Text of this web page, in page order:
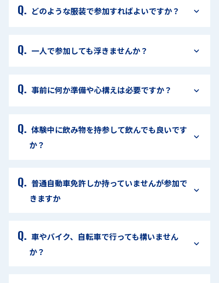
どのような服装で参加すればよいですか？
一人で参加しても浮きませんか？
事前に何か準備や心構えは必要ですか？
体験中に飲み物を持参して飲んでも良いです
か？
普通自動車免許しか持っていませんが参加で
きますか
車やバイク、自転車で行っても構いません
か？